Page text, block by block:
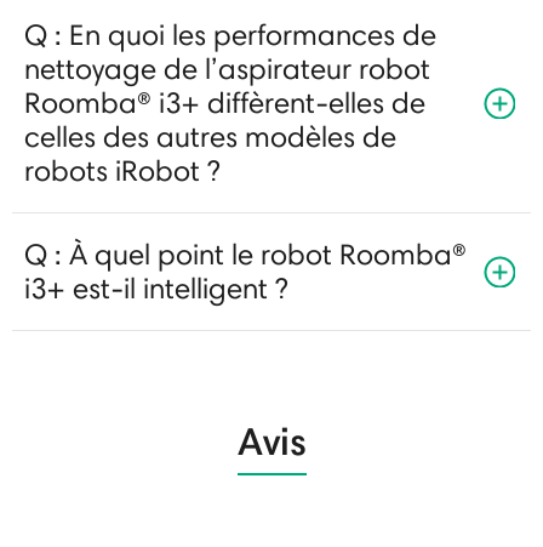
Q : En quoi les performances de
nettoyage de l’aspirateur robot
Roomba® i3+ diffèrent-elles de
celles des autres modèles de
robots iRobot ?
Q : À quel point le robot Roomba®
i3+ est-il intelligent ?
Avis